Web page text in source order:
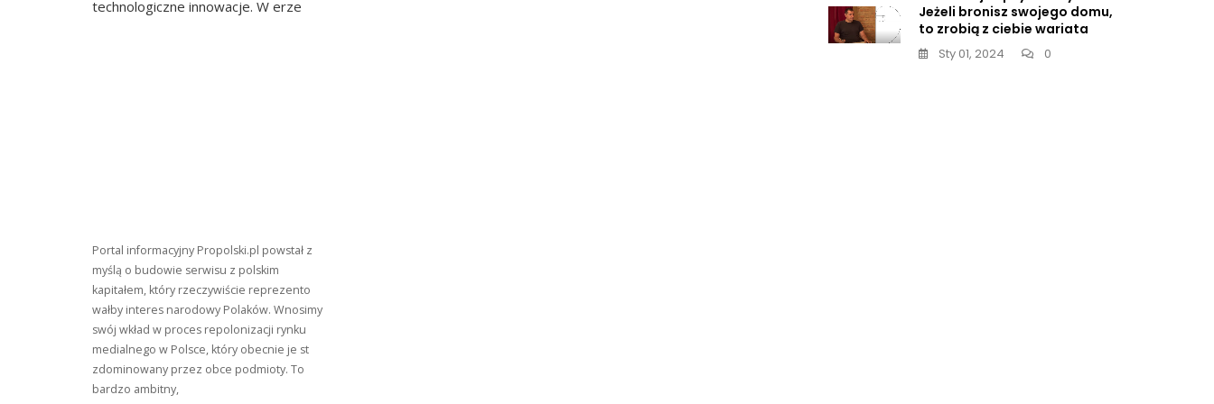
technologiczne innowacje. W erze
Jeżeli bronisz swojego domu,
to zrobią z ciebie wariata
Sty 01, 2024 0
Portal informacyjny Propolski.pl powstał z
myślą o budowie serwisu z polskim
kapitałem, który rzeczywiście reprezento
wałby interes narodowy Polaków. Wnosimy
swój wkład w proces repolonizacji rynku
medialnego w Polsce, który obecnie je st
zdominowany przez obce podmioty. To
bardzo ambitny,